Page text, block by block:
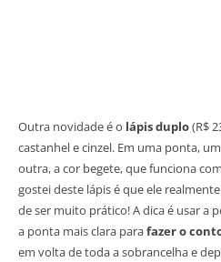
Outra novidade é o lápis duplo(R$
castanhel e cinzel. Em uma ponta,
outra, a cor begete, que funciona
gostei deste lápis é que ele
de ser muito prático! A dica é usar a
a ponta mais clara parafazer o
em volta de toda a sobrancelha e